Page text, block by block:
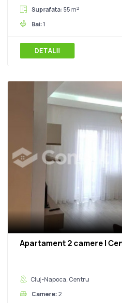
Suprafata:55 m2
Bai:1
DETALII
Apartament 2 camere |
Cluj-Napoca, Centru
Camere: 2